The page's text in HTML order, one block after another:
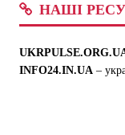
НАШІ
INFO24.IN.UA –